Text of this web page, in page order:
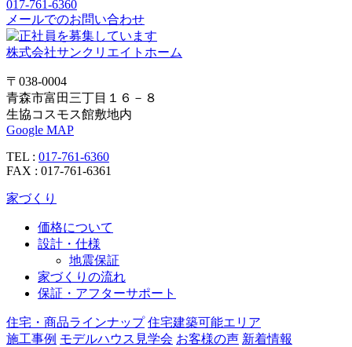
017-761-6360
メールでのお問い合わせ
株式会社サンクリエイトホーム
〒038-0004
青森市富田三丁目１６－８
生協コスモス館敷地内
Google MAP
TEL : 017-761-6360
FAX : 017-761-6361
家づくり
価格について
設計・仕様
地震保証
家づくりの流れ
保証・アフターサポート
住宅・商品ラインナップ 住宅建築可能エリア
施工事例 モデルハウス見学会 お客様の声 新着情報